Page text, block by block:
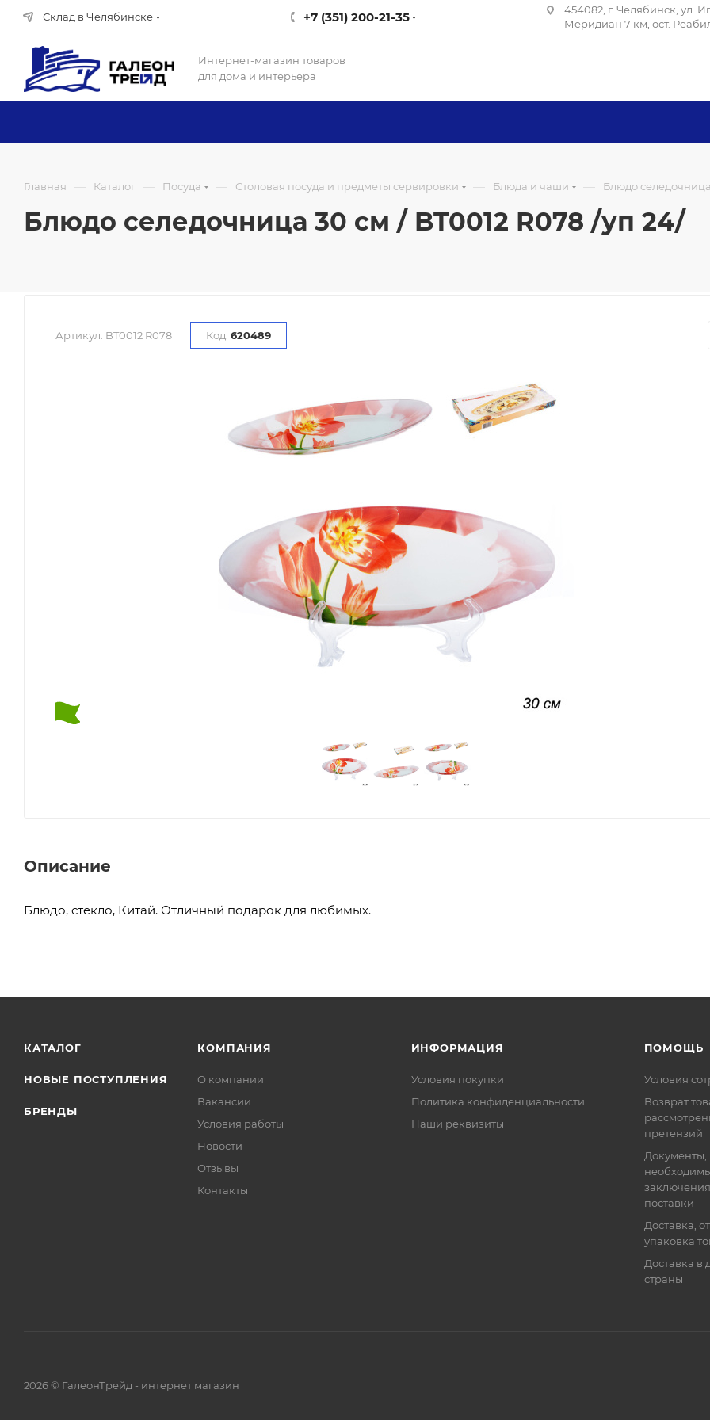
Склад в Челябинске +7 (351) 200-21-35
454082, г. Челябинск, ул.
Меридиан 7 км, ост.
Интернет-магазин товаров
для дома и интерьера
Главная — Каталог — Посуда — Столовая посуда и предметы сервировки — Блюда и чаши — Блюдо
Блюдо селедочница 30 см / BT0012 R078 /уп 24/
Артикул: BT0012 R078 Код: 620489
Описание
Блюдо, стекло, Китай. Отличный подарок для любимых.
КАТАЛОГ
НОВЫЕ ПОСТУПЛЕНИЯ
БРЕНДЫ
КОМПАНИЯ
О компании
Вакансии
Условия работы
Новости
Отзывы
Контакты
ИНФОРМАЦИЯ
Условия покупки
Политика конфиденциальности
Наши реквизиты
ПОМОЩЬ
Условия
Возврат
претензий
Документы,
поставки
Доставка,
упаковка
Доставка в
страны
2026 © ГалеонТрейд - интернет магазин